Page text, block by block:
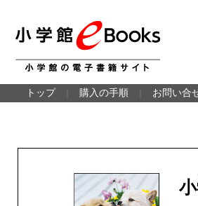
トップ 購入の手順 お問い合